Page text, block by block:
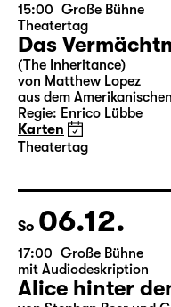
Sa 05.12.
15:00 Große Bühne
Theatertag
Das
(The Inheritance)
von Matthew Lopez
Karten
Theatertag
So 06.12.